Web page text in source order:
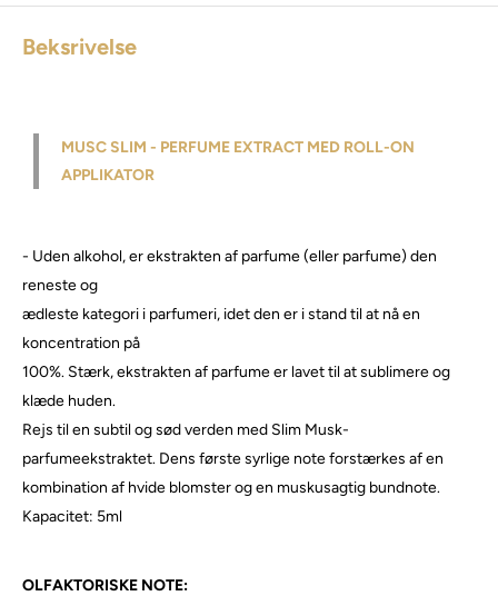
Beksrivelse
MUSC SLIM - PERFUME EXTRACT MED ROLL-ON
APPLIKATOR
- Uden alkohol, er ekstrakten af ​​parfume (eller parfume) den
reneste og
ædleste kategori i parfumeri, idet den er i stand til at nå en
koncentration på
100%. Stærk, ekstrakten af ​​parfume er lavet til at sublimere og
klæde huden.
Rejs til en subtil og sød verden med Slim Musk-
parfumeekstraktet. Dens første syrlige note forstærkes af en
kombination af hvide blomster og en muskusagtig bundnote.
Kapacitet: 5ml
OLFAKTORISKE NOTE: